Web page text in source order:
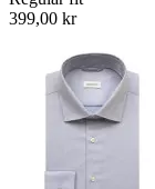
399,00 kr